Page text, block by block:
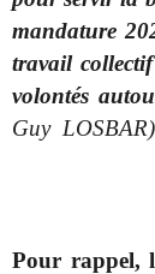
mandature
travail collectif
volontés
Guy LOSBAR)
Pour rappel,